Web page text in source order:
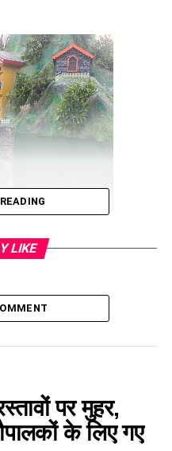
ने कहा कि मुख्यमंत्री पुष्कर
‘‘विकसित उत्तराखण्ड‘‘ की झांकी
गया है तथा पारम्परिक अनाज
व राज्य पक्षी मोनाल को दिखाया
LIKE
पर मुहर,
के लिए गए